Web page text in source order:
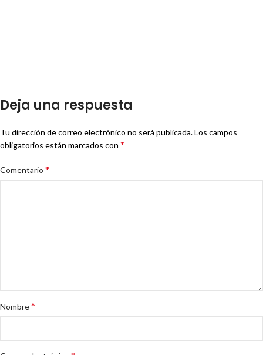
Deja una respuesta
Tu dirección de correo electrónico no será publicada.Los campos
obligatorios están marcados con *
Comentario *
Nombre*